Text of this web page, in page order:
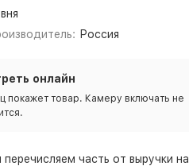
Россия
онлайн
покажет товар. Камеру включать не
перечисляем часть от выручки на